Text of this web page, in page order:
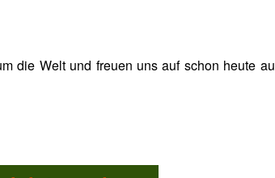
die Welt und freuen uns auf schon heute